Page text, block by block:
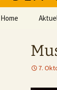
Home
7.